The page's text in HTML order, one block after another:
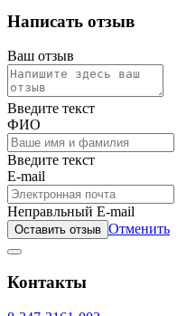
Написать отзыв
Ваш отзыв
Введите текст
ФИО
Введите текст
E-mail
Неправльный E-mail
Оставить отзыв Отменить
Контакты